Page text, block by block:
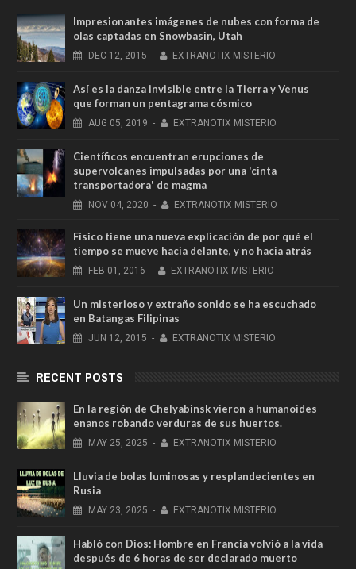
Impresionantes imágenes de nubes con forma de
olas captadas en Snowbasin, Utah
DEC 12, 2015 - EXTRANOTIX MISTERIO
Así es la danza invisible entre la Tierra y Venus
que forman un pentagrama cósmico
AUG 05, 2019 - EXTRANOTIX MISTERIO
Científicos encuentran erupciones de
supervolcanes impulsadas por una 'cinta
transportadora' de magma
NOV 04, 2020 - EXTRANOTIX MISTERIO
Físico tiene una nueva explicación de por qué el
tiempo se mueve hacia delante, y no hacia atrás
FEB 01, 2016 - EXTRANOTIX MISTERIO
Un misterioso y extraño sonido se ha escuchado
en Batangas Filipinas
JUN 12, 2015 - EXTRANOTIX MISTERIO
RECENT POSTS
En la región de Chelyabinsk vieron a humanoides
enanos robando verduras de sus huertos.
MAY 25, 2025 - EXTRANOTIX MISTERIO
Lluvia de bolas luminosas y resplandecientes en
Rusia
MAY 23, 2025 - EXTRANOTIX MISTERIO
Habló con Dios: Hombre en Francia volvió a la vida
después de 6 horas de ser declarado muerto